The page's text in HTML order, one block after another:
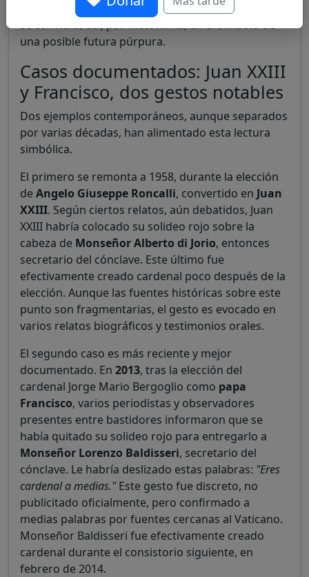
cónclave a la dignidad cardenalicia. El solideo rojo
se convierte así, por metonimia, en el símbolo de
una posible futura púrpura.
Casos documentados: Juan XXIII
y Francisco, dos gestos notables
Dos ejemplos contemporáneos, aunque separados
por varias décadas, han alimentado esta lectura
simbólica.
El primero se remonta a 1958, durante la elección
de Angelo Giuseppe Roncalli, convertido en Juan
XXIII. Según ciertos relatos, aún debatidos, Juan
XXIII habría colocado su solideo rojo sobre la
cabeza de Monseñor Alberto di Jorio, entonces
secretario del cónclave. Este último fue
efectivamente creado cardenal poco después de la
elección. Aunque las fuentes históricas sobre este
punto son fragmentarias, el gesto es evocado en
varios relatos biográficos y testimonios orales.
El segundo caso es más reciente y mejor
documentado. En 2013, tras la elección del
cardenal Jorge Mario Bergoglio como papa
Francisco, varios periodistas y observadores
presentes entre bastidores informaron que se
había quitado su solideo rojo para entregarlo a
Monseñor Lorenzo Baldisseri, secretario del
cónclave. Le habría deslizado estas palabras: "Eres
cardenal a medias."Este gesto fue discreto, no
publicitado oficialmente, pero confirmado a
medias palabras por fuentes cercanas al Vaticano.
Monseñor Baldisseri fue efectivamente creado
cardenal durante el consistorio siguiente, en
febrero de 2014.